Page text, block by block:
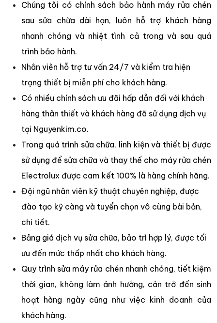
Chúng tôi có chính sách bảo hành máy rửa chén
sau sửa chữa dài hạn, luôn hỗ trợ khách hàng
nhanh chóng và nhiệt tình cả trong và sau quá
trình bảo hành.
Nhân viên hỗ trợ tư vấn 24/7 và kiểm tra hiện
trạng thiết bị miễn phí cho khách hàng.
Có nhiều chính sách ưu đãi hấp dẫn đối với khách
hàng thân thiết và khách hàng đã sử dụng dịch vụ
tại Nguyenkim.co.
Trong quá trình sửa chữa, linh kiện và thiết bị được
sử dụng để sửa chữa và thay thế cho máy rửa chén
Electrolux được cam kết 100% là hàng chính hãng.
Đội ngũ nhân viên kỹ thuật chuyên nghiệp, được
đào tạo kỹ càng và tuyển chọn vô cùng bài bản,
chi tiết.
Bảng giá dịch vụ sửa chữa, bảo trì hợp lý, được tối
ưu đến mức thấp nhất cho khách hàng.
Quy trình sửa máy rửa chén nhanh chóng, tiết kiệm
thời gian, không làm ảnh hưởng, cản trở đến sinh
hoạt hàng ngày cũng như việc kinh doanh của
khách hàng.